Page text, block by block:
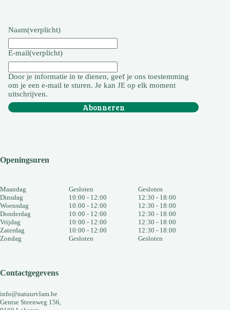
Naam(verplicht)
E-mail(verplicht)
Door je informatie in te dienen, geef je ons toestemming
om je een e-mail te sturen. Je kan JE op elk moment
uitschrijven.
Abonneren
Openingsuren
Maandag
Dinsdag
Woensdag
Donderdag
Vrijdag
Zaterdag
Zondag
Gesloten
10:00 - 12:00
10:00 - 12:00
10:00 - 12:00
10:00 - 12:00
10:00 - 12:00
Gesloten
Gesloten
12:30 - 18:00
12:30 - 18:00
12:30 - 18:00
12:30 - 18:00
12:30 - 18:00
Gesloten
Contactgegevens
info@natuurvlam.be
Gentse Steenweg 156,